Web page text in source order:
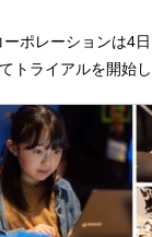
ポレーションは4
トライアルを開始